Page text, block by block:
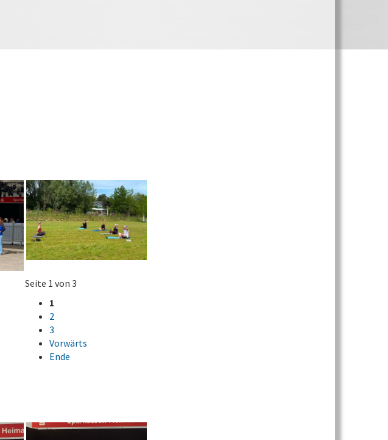
Seite 1 von 3
1
2
3
Vorwärts
Ende